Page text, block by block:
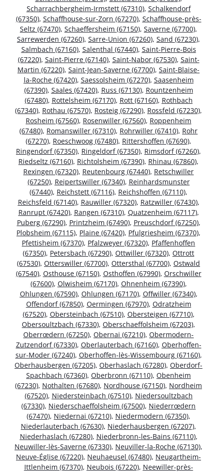
Scharrachbergheim-Irmstett (67310), Schalkendorf
(67350), Schaffhouse-sur-Zorn (67270), Schaffhouse-près-
Seltz (67470), Schaeffersheim (67150), Saverne (67700),
Sarrewerden (67260), Sarre-Union (67260), Sand (67230),
Salmbach (67160), Salenthal (67440), Saint-Pierre-Bois
(67220), Saint-Pierre (67140), Saint-Nabor (67530), Saint-
Martin (67220), Saint-Jean-Saverne (67700), Saint-Blaise-
la-Roche (67420), Saessolsheim (67270), Saasenheim
(67390), Saales (67420), Russ (67130), Rountzenheim
(67480), Rottelsheim (67170), Rott (67160), Rothbach
(67340), Rothau (67570), Rosteig (67290), Rossfeld (67230),
Rosheim (67560), Rosenwiller (67560), Roppenheim
(67480), Romanswiller (67310), Rohrwiller (67410), Rohr
(67270), Roeschwoog (67480), Rittershoffen (67690),
Ringendorf (67350), Ringeldorf (67350), Rimsdorf (67260),
Riedseltz (67160), Richtolsheim (67390), Rhinau (67860),
Rexingen (67320), Reutenbourg (67440), Retschwiller
(67250), Reipertswiller (67340), Reinhardsmunster
(67440), Reichstett (67116), Reichshoffen (67110),
Reichsfeld (67140), Rauwiller (67320), Ratzwiller (67430),
Ranrupt (67420), Rangen (67310), Quatzenheim (67117),
Puberg (67290), Printzheim (67490), Preuschdorf (67250),
Plobsheim (67115), Plaine (67420), Pfulgriesheim (67370),
Pfettisheim (67370), Pfalzweyer (67320), Pfaffenhoffen
(67350), Petersbach (67290), Ottwiller (67320), Ottrott
(67530), Otterswiller (67700), Ottersthal (67700), Ostwald
(67540), Osthouse (67150), Osthoffen (67990), Orschwiller
(67600), Olwisheim (67170), Ohnenheim (67390),
Ohlungen (67590), Ohlungen (67170), Offwiller (67340),
Offendorf (67850), Oermingen (67970), Odratzheim
(67520), Obersteinbach (67510), Obersteigen (67710),
Obersoultzbach (67330), Oberschaeffolsheim (67203),
Oberrœdern (67250), Obernai (67210), Obermodern-
Zutzendorf (67330), Oberlauterbach (67160), Oberhoffen-
sur-Moder (67240), Oberhoffen-lès-Wissembourg (67160),
Oberhausbergen (67205), Oberhaslach (67280), Oberdorf-
Spachbach (67360), Oberbronn (67110), Obenheim
(67230), Nothalten (67680), Nordhouse (67150), Nordheim
(67520), Niedersteinbach (67510), Niedersoultzbach
(67330), Niederschaeffolsheim (67500), Niederrœdern
(67470), Niedernai (67210), Niedermodern (67350),
Niederlauterbach (67630), Niederhausbergen (67207),
Niederhaslach (67280), Niederbronn-les-Bains (67110),
Neuwiller-lès-Saverne (67330), Neuviller-la-Roche (67130),
Neuve-Église (67220), Neuhaeusel (67480), Neugartheim-
Ittlenheim (67370), Neubois (67220), Neewiller-près-